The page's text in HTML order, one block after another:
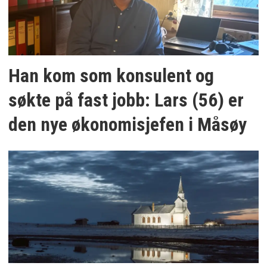
Han kom som konsulent og
søkte på fast jobb: Lars (56) er
den nye økonomisjefen i Måsøy